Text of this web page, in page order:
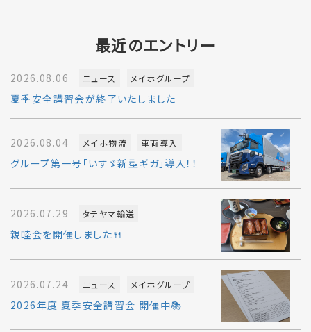
最近のエントリー
2026.08.06 ニュース メイホグループ
夏季安全講習会が終了いたしました
2026.08.04 メイホ物流 車両導入
グループ第一号「いすゞ新型ギガ」導入！！
2026.07.29 タテヤマ輸送
親睦会を開催しました🍴
2026.07.24 ニュース メイホグループ
2026年度 夏季安全講習会 開催中📚